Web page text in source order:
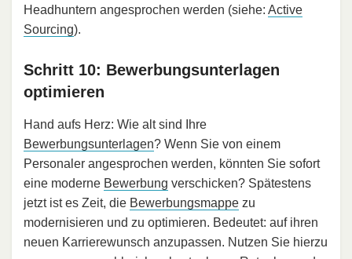
Headhuntern angesprochen werden (siehe: Active
Sourcing).
Schritt 10: Bewerbungsunterlagen
optimieren
Hand aufs Herz: Wie alt sind Ihre
Bewerbungsunterlagen? Wenn Sie von einem
Personaler angesprochen werden, könnten Sie sofort
eine moderne Bewerbung verschicken? Spätestens
jetzt ist es Zeit, die Bewerbungsmappe zu
modernisieren und zu optimieren. Bedeutet: auf ihren
neuen Karrierewunsch anzupassen. Nutzen Sie hierzu